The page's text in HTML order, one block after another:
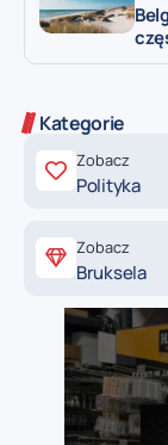
Kategorie
Zobacz
Polityka
Zobacz
Bruksela